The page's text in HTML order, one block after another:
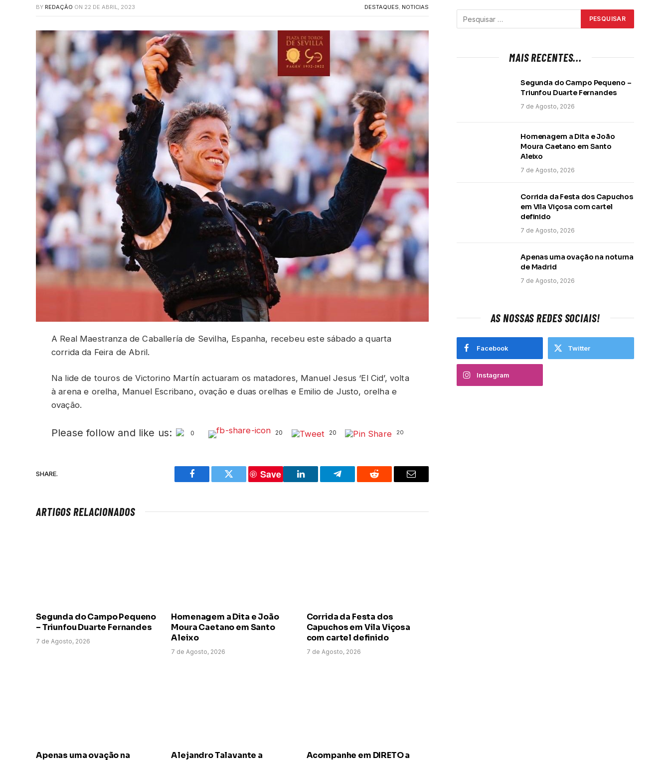
BY REDAÇÃO ON 22 DE ABRIL, 2023 DESTAQUES, NOTICIAS
A Real Maestranza de Caballería de Sevilha, Espanha, recebeu este sábado a quarta
corrida da Feira de Abril.
Na lide de touros de Victorino Martín actuaram os matadores, Manuel Jesus ‘El Cid’, volta
à arena e orelha, Manuel Escribano, ovação e duas orelhas e Emilio de Justo, orelha e
ovação.
Please follow and like us: 0 20 20 20
SHARE.
Facebook Twitter
Save
LinkedIn Telegram Reddit Email
ARTIGOS RELACIONADOS
Segunda do Campo Pequeno
– Triunfou Duarte Fernandes
7 de Agosto, 2026
Homenagem a Dita e João
Moura Caetano em Santo
Aleixo
7 de Agosto, 2026
Corrida da Festa dos
Capuchos em Vila Viçosa
com cartel definido
7 de Agosto, 2026
Apenas uma ovação na
Alejandro Talavante a
Acompanhe em DIRETO a
MAIS RECENTES...
Segunda do Campo Pequeno –
Triunfou Duarte Fernandes
7 de Agosto, 2026
Homenagem a Dita e João
Moura Caetano em Santo
Aleixo
7 de Agosto, 2026
Corrida da Festa dos Capuchos
em Vila Viçosa com cartel
definido
7 de Agosto, 2026
Apenas uma ovação na noturna
de Madrid
7 de Agosto, 2026
AS NOSSAS REDES SOCIAIS!
Facebook Twitter
Instagram